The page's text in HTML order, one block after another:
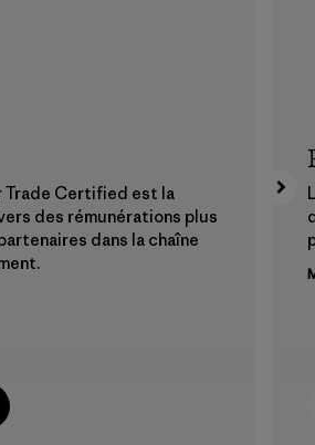
Trade Certified est la
des rémunérations plus
dans la chaîne